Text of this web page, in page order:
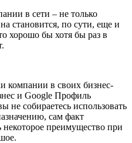
в сети – не только
становится, по сути, еще и
хорошо бы хотя бы раз в
компании в своих бизнес-
и Google Профиль
не собираетесь использовать
сам факт
некоторое преимущество при